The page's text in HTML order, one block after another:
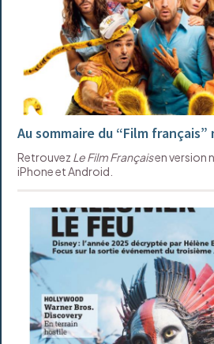
Au sommaire du “Film français”
Retrouvez Le Film Françaisen version
iPhone et Android.